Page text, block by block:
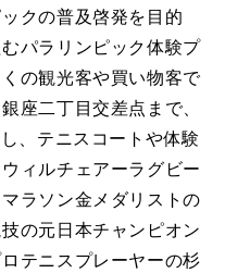
クの普及啓発を目的
パラリンピック体験プ
の観光客や買い物客で
座二丁目交差点まで、
、テニスコートや体験
ィルチェアーラグビー
ラソン金メダリストの
の元日本チャンピオン
テニスプレーヤーの杉